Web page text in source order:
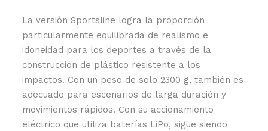
La versión Sportsline logra la proporción
particularmente equilibrada de realismo e
idoneidad para los deportes a través de la
construcción de plástico resistente a los
impactos. Con un peso de solo 2300 g, también es
adecuado para escenarios de larga duración y
movimientos rápidos. Con su accionamiento
eléctrico que utiliza baterías LiPo, sigue siendo